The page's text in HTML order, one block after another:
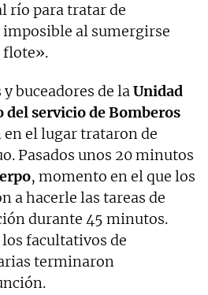
río para tratar de
al sumergirse
flote».
buceadores de laUnidad
del servicio de Bomberos
en el lugar trataron de
Pasados unos 20 minutos
, momento en el que los
a hacerle las tareas de
durante 45 minutos.
facultativos de
terminaron